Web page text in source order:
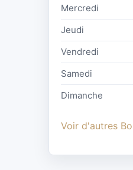
Mercredi
Jeudi
Vendredi
Samedi
Dimanche
Voir d'autres